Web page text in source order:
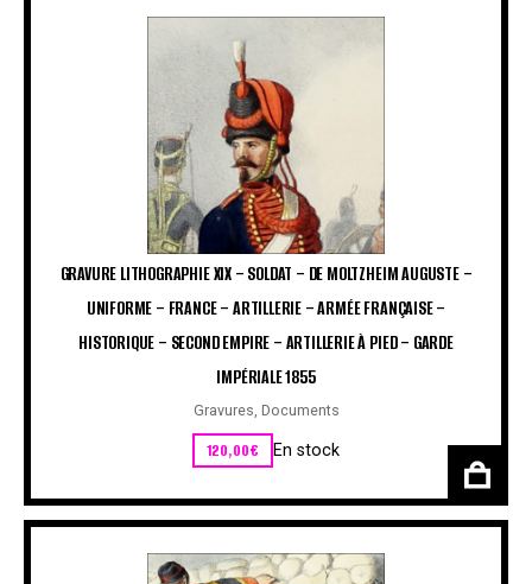
GRAVURE LITHOGRAPHIE XIX – SOLDAT – DE MOLTZHEIM AUGUSTE –
UNIFORME – FRANCE – ARTILLERIE – ARMÉE FRANÇAISE –
HISTORIQUE – SECOND EMPIRE – ARTILLERIE À PIED – GARDE
IMPÉRIALE 1855
Gravures, Documents
120,00€ En stock